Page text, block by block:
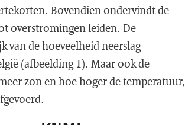
Bovendien ondervindt de
overstromingen leiden. De
van de hoeveelheid neerslag
(afbeelding 1). Maar ook de
zon en hoe hoger de temperatuur,